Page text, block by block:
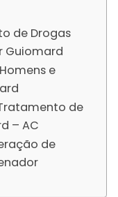
de Drogas
Guiomard
e
de
– AC
de